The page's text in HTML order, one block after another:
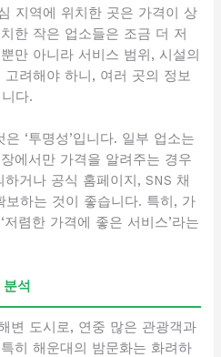
지역에 위치한 곳은 가격이 상
한 작은 업소들은 조금 더 저
만 아니라 서비스 범위, 시설의
려해야 하니, 여러 곳의 정보
다.
‘투명성’입니다. 일부 업소는
에서만 가격을 알려주는 경우
거나 공식 홈페이지, SNS 채
하는 것이 좋습니다. 특히, 가
렴한 가격에 좋은 서비스’라는
석
변 도시로, 연중 많은 관광객과
히 해운대의 밤문화는 화려하